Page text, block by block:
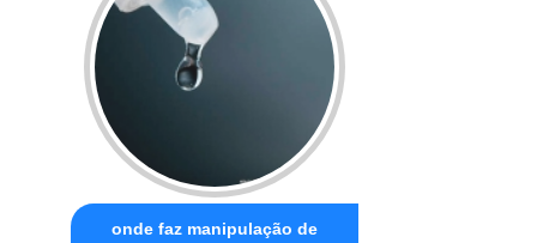
onde faz manipulação de